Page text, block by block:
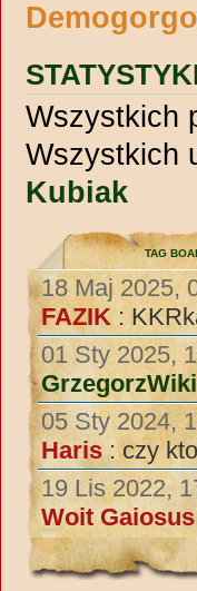
Wszystkich
Wszystkich
Kubiak
TAG